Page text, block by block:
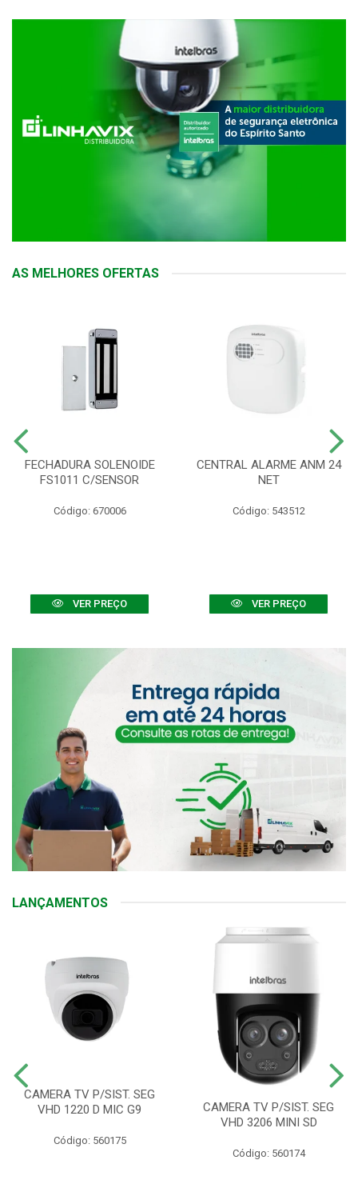
AS MELHORES OFERTAS
FECHADURA SOLENOIDE
FS1011 C/SENSOR
Código: 670006
VER PREÇO
CENTRAL ALARME ANM 24
NET
Código: 543512
VER PREÇO
LANÇAMENTOS
CAMERA TV P/SIST. SEG
VHD 1220 D MIC G9
Código: 560175
CAMERA TV P/SIST. SEG
VHD 3206 MINI SD
Código: 560174